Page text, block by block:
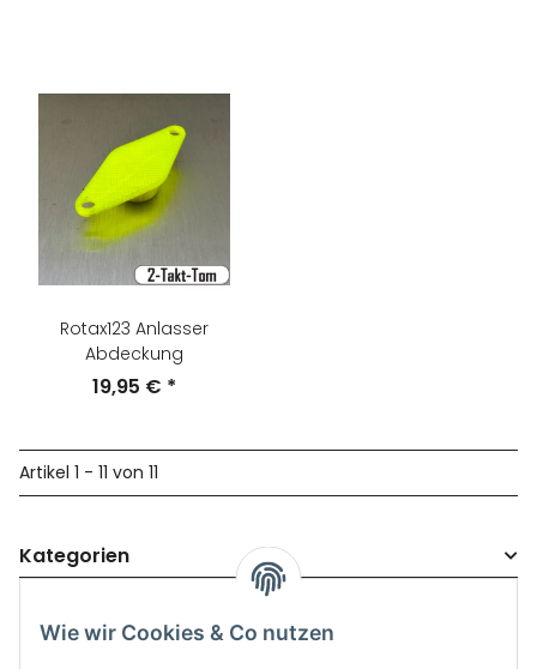
Rotax123 Anlasser
Abdeckung
19,95 € *
Artikel 1 - 11 von 11
Kategorien
Wie wir Cookies & Co nutzen